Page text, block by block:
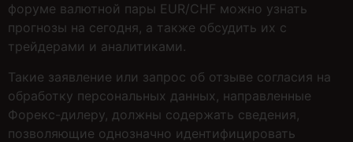
форуме валютной пары EUR/CHF можно узнать
прогнозы на сегодня, а также обсудить их с
трейдерами и аналитиками.
Такие заявление или запрос об отзыве согласия на
обработку персональных данных, направленные
Форекс-дилеру, должны содержать сведения,
позволяющие однозначно идентифицировать